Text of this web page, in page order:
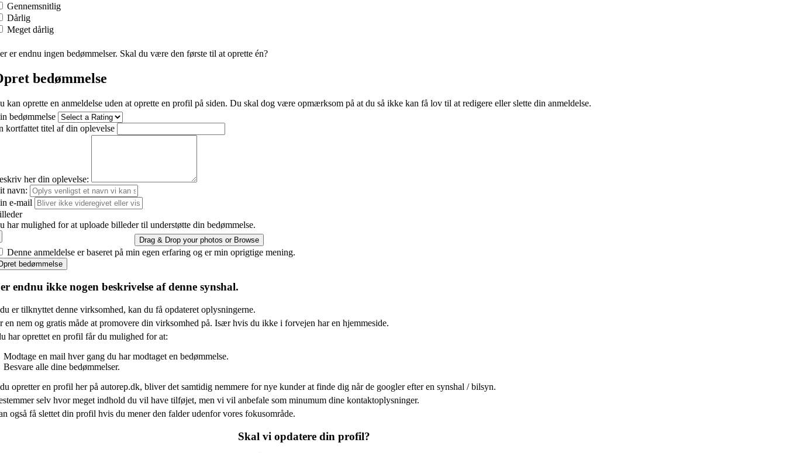
Gennemsnitlig
Dårlig
Meget dårlig
er endnu ingen bedømmelser. Skal du være den første til at oprette én?
bedømmelse
kan oprette en anmeldelse uden at oprette en profil på siden. Du skal dog være opmærksom på at du så ikke kan få lov til at redigere eller slette din anmeldelse.
bedømmelse
kortfattet titel af din oplevelse
her din oplevelse:
navn:
e-mail
har mulighed for at uploade billeder til understøtte din bedømmelse.
Drag & Drop your photos or Browse
Denne anmeldelse er baseret på min egen erfaring og er min oprigtige mening.
bedømmelse
endnu ikke nogen beskrivelse af denne synshal.
er tilknyttet denne virksomhed, kan du få opdateret oplysningerne.
en nem og gratis måde at promovere din virksomhed på. Især hvis du ikke i forvejen har en hjemmeside.
har oprettet en profil får du mulighed for at:
Modtage en mail hver gang du har modtaget en bedømmelse.
Besvare alle dine bedømmelser.
opretter en profil her på autorep.dk, bliver det samtidig nemmere for nye kunder at finde dig når de googler efter en synshal / bilsyn.
selv hvor meget indhold du vil have tilføjet, men vi vil anbefale som minumum dine kontaktoplysninger.
også få slettet din profil hvis du mener den falder udenfor vores fokusområde.
Skal vi opdatere din profil?